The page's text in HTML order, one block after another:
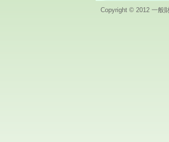
Copyright © 2012 一般